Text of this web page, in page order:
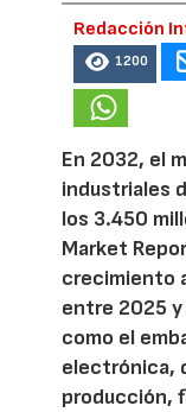
Redacción
1200
En 2032, el
industriales
los 3.450
Market
crecimiento
entre 2025
como el
electrónica,
producción,